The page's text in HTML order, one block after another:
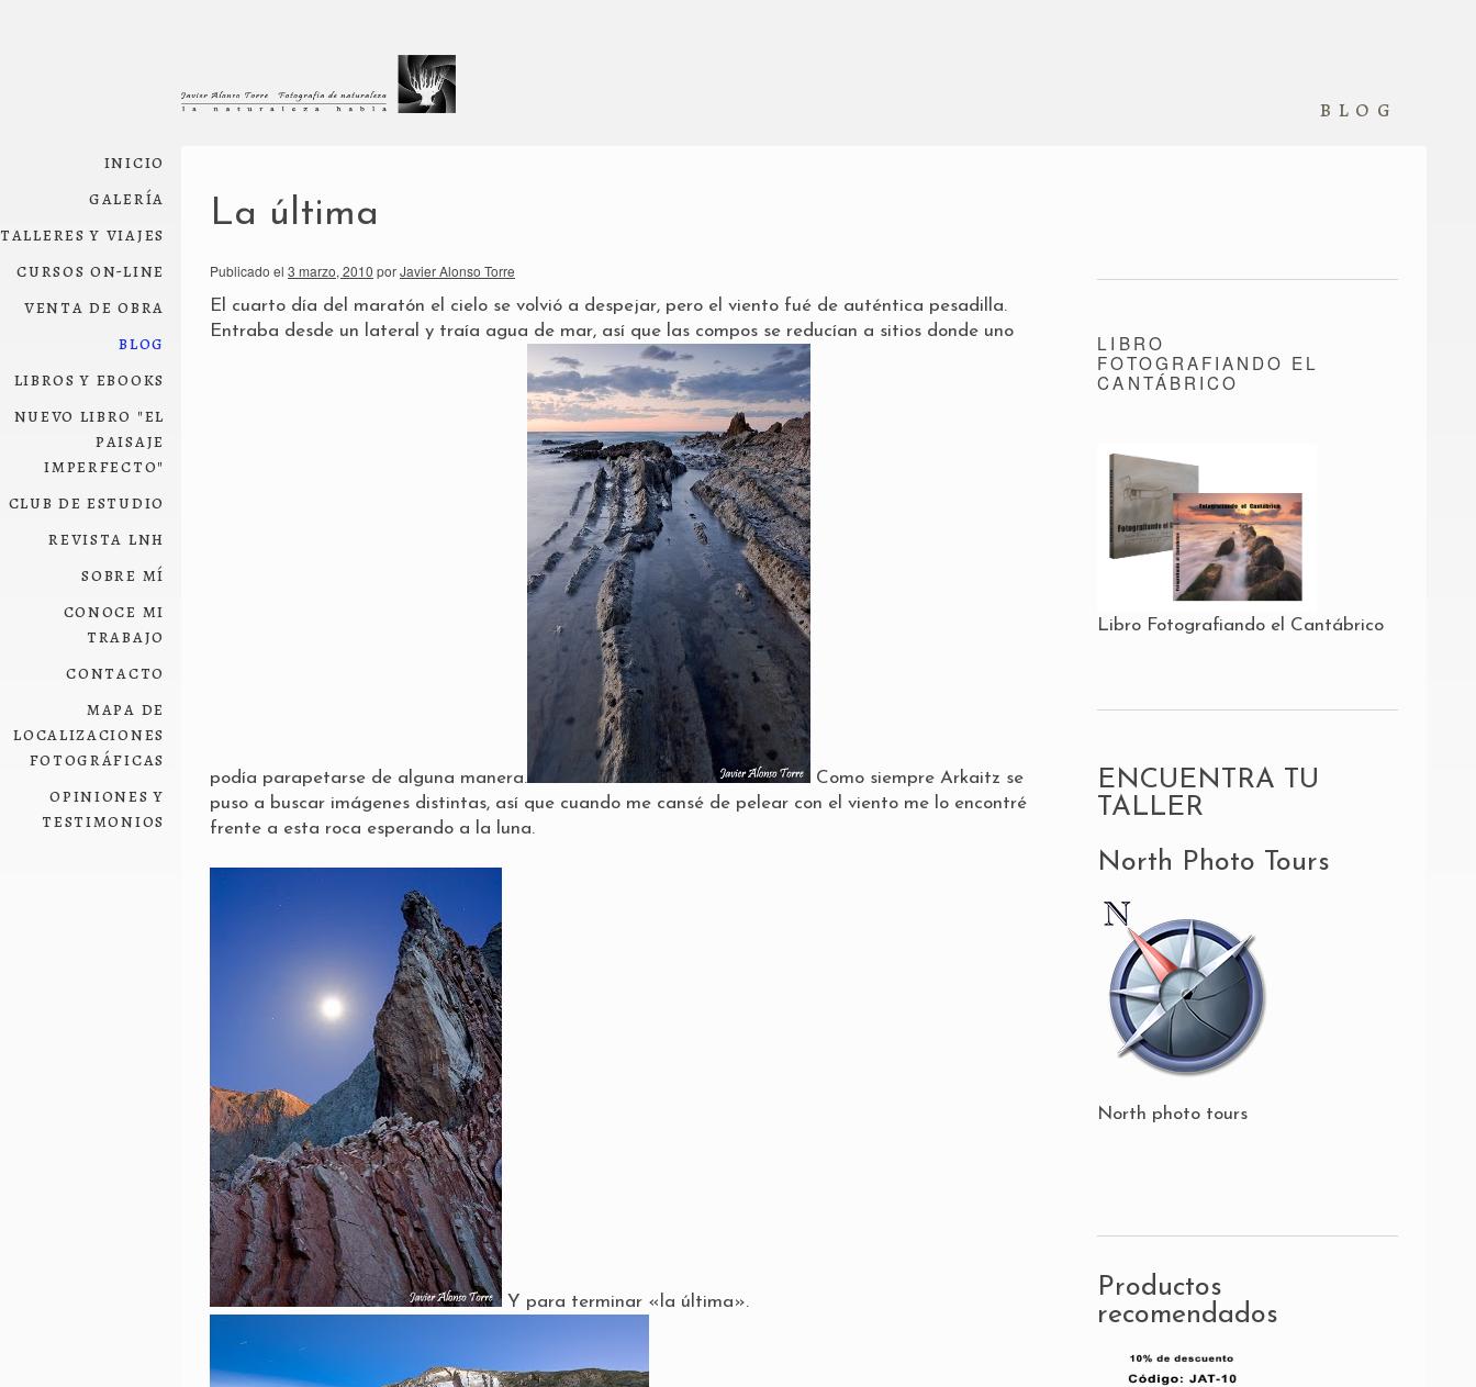
inicio
galería
talleres y viajes
cursos on-line
venta de obra
blog
libros y ebooks
nuevo libro "el
paisaje
imperfecto"
club de estudio
revista lnh
sobre mí
conoce mi
trabajo
contacto
mapa de
localizaciones
fotográficas
opiniones y
testimonios
blog
La última
Publicado el 3 marzo, 2010 porJavier Alonso Torre
El cuarto día del maratón el cielo se volvió a despejar, pero el viento fué de auténtica pesadilla.
Entraba desde un lateral y traía agua de mar, así que las compos se reducían a sitios donde uno
podía parapetarse de alguna manera.
Como siempre Arkaitz se
puso a buscar imágenes distintas, así que cuando me cansé de pelear con el viento me lo encontré
frente a esta roca esperando a la luna.
Y para terminar «la última».
LIBRO
FOTOGRAFIANDO EL
CANTÁBRICO
Libro Fotografiando el Cantábrico
ENCUENTRA TU
TALLER
North Photo Tours
North photo tours
Productos
recomendados